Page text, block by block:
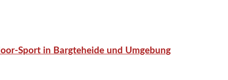
Sport in Bargteheide und Umgebung